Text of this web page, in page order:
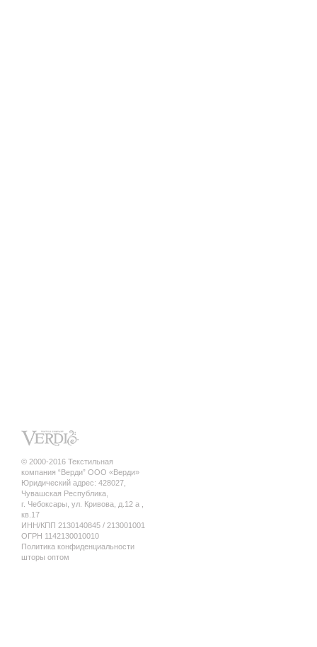
© 2000-2016 Текстильная
компания “Верди” ООО «Верди»
Юридический адрес: 428027,
Чувашская Республика,
г. Чебоксары, ул. Кривова, д.12 а ,
кв.17
ИНН/КПП 2130140845 / 213001001
ОГРН 1142130010010
Политика конфиденциальности
шторы оптом